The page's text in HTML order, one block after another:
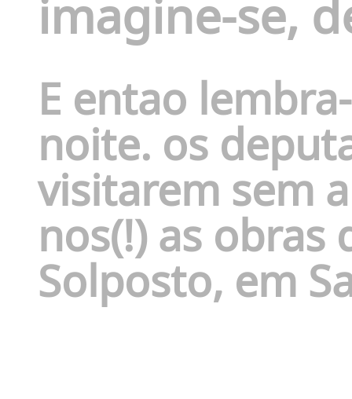
E entao
noite. os
visitarem sem
nos(!) as obras
Solposto, em